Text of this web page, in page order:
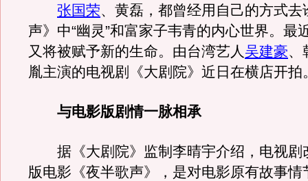
张国荣、黄磊，都曾经用自己的方式去
声》中“幽灵”和富家子韦青的内心世界。最
又将被赋予新的生命。由台湾艺人吴建豪、
胤主演的电视剧《大剧院》近日在横店开拍
与电影版剧情一脉相承
据《大剧院》监制李晴宇介绍，电视剧
版电影《夜半歌声》，是对电影原有故事情